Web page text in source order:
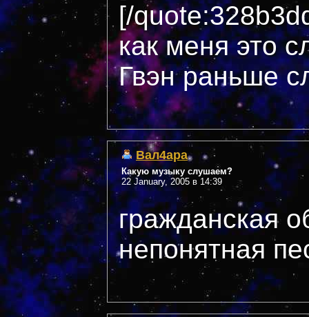
[/
как меня это
Гвэн раньше
Вал4ара
Какую музыку слушаем?
22 January, 2005 в 14:39
гражданская
непонятная